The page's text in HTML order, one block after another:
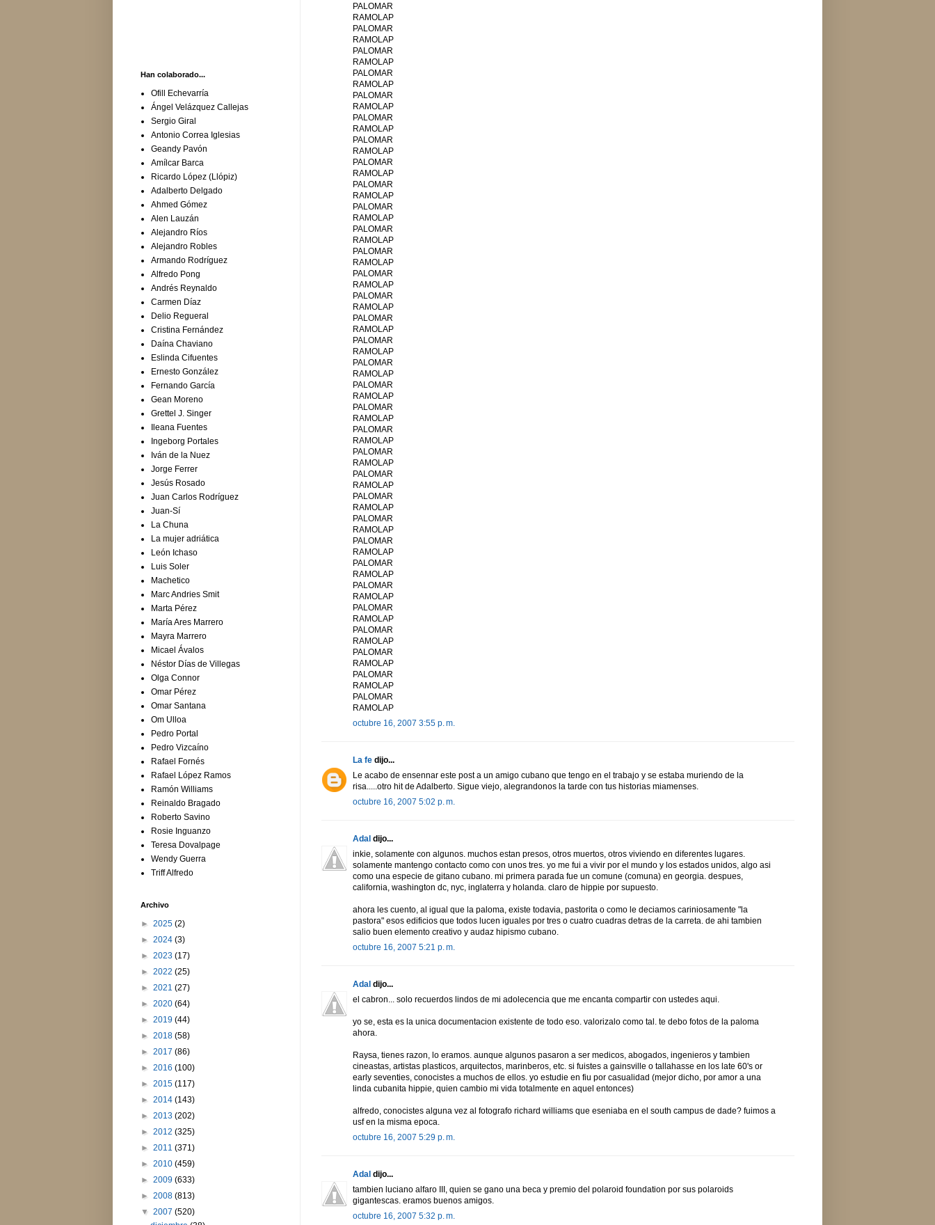
PALOMAR
RAMOLAP
PALOMAR
RAMOLAP
PALOMAR
RAMOLAP
PALOMAR
RAMOLAP
PALOMAR
RAMOLAP
PALOMAR
RAMOLAP
PALOMAR
RAMOLAP
PALOMAR
RAMOLAP
PALOMAR
RAMOLAP
PALOMAR
RAMOLAP
PALOMAR
RAMOLAP
PALOMAR
RAMOLAP
PALOMAR
RAMOLAP
PALOMAR
RAMOLAP
PALOMAR
RAMOLAP
PALOMAR
RAMOLAP
PALOMAR
RAMOLAP
PALOMAR
RAMOLAP
PALOMAR
RAMOLAP
PALOMAR
RAMOLAP
PALOMAR
RAMOLAP
PALOMAR
RAMOLAP
PALOMAR
RAMOLAP
PALOMAR
RAMOLAP
PALOMAR
RAMOLAP
PALOMAR
RAMOLAP
PALOMAR
RAMOLAP
PALOMAR
RAMOLAP
PALOMAR
RAMOLAP
PALOMAR
RAMOLAP
PALOMAR
RAMOLAP
PALOMAR
RAMOLAP
octubre 16, 2007 3:55 p. m.
La fe dijo...
Le acabo de ensennar este post a un amigo cubano que tengo en el trabajo y se estaba muriendo de la
risa.....otro hit de Adalberto. Sigue viejo, alegrandonos la tarde con tus historias miamenses.
octubre 16, 2007 5:02 p. m.
Adal dijo...
inkie, solamente con algunos. muchos estan presos, otros muertos, otros viviendo en diferentes lugares.
solamente mantengo contacto como con unos tres. yo me fui a vivir por el mundo y los estados unidos, algo asi
como una especie de gitano cubano. mi primera parada fue un comune (comuna) en georgia. despues,
california, washington dc, nyc, inglaterra y holanda. claro de hippie por supuesto.
ahora les cuento, al igual que la paloma, existe todavia, pastorita o como le deciamos cariniosamente "la
pastora" esos edificios que todos lucen iguales por tres o cuatro cuadras detras de la carreta. de ahi tambien
salio buen elemento creativo y audaz hipismo cubano.
octubre 16, 2007 5:21 p. m.
Adal dijo...
el cabron... solo recuerdos lindos de mi adolecencia que me encanta compartir con ustedes aqui.
yo se, esta es la unica documentacion existente de todo eso. valorizalo como tal. te debo fotos de la paloma
ahora.
Raysa, tienes razon, lo eramos. aunque algunos pasaron a ser medicos, abogados, ingenieros y tambien
cineastas, artistas plasticos, arquitectos, marinberos, etc. si fuistes a gainsville o tallahasse en los late 60's or
early seventies, conocistes a muchos de ellos. yo estudie en fiu por casualidad (mejor dicho, por amor a una
linda cubanita hippie, quien cambio mi vida totalmente en aquel entonces)
alfredo, conocistes alguna vez al fotografo richard williams que eseniaba en el south campus de dade? fuimos a
usf en la misma epoca.
octubre 16, 2007 5:29 p. m.
Adal dijo...
tambien luciano alfaro III, quien se gano una beca y premio del polaroid foundation por sus polaroids
gigantescas. eramos buenos amigos.
octubre 16, 2007 5:32 p. m.
Han colaborado...
Ofill Echevarría
Ángel Velázquez Callejas
Sergio Giral
Antonio Correa Iglesias
Geandy Pavón
Amílcar Barca
Ricardo López (Llópiz)
Adalberto Delgado
Ahmed Gómez
Alen Lauzán
Alejandro Ríos
Alejandro Robles
Armando Rodríguez
Alfredo Pong
Andrés Reynaldo
Carmen Díaz
Delio Regueral
Cristina Fernández
Daína Chaviano
Eslinda Cifuentes
Ernesto González
Fernando García
Gean Moreno
Grettel J. Singer
Ileana Fuentes
Ingeborg Portales
Iván de la Nuez
Jorge Ferrer
Jesús Rosado
Juan Carlos Rodríguez
Juan-Sí
La Chuna
La mujer adriática
León Ichaso
Luis Soler
Machetico
Marc Andries Smit
Marta Pérez
María Ares Marrero
Mayra Marrero
Micael Ávalos
Néstor Días de Villegas
Olga Connor
Omar Pérez
Omar Santana
Om Ulloa
Pedro Portal
Pedro Vizcaíno
Rafael Fornés
Rafael López Ramos
Ramón Williams
Reinaldo Bragado
Roberto Savino
Rosie Inguanzo
Teresa Dovalpage
Wendy Guerra
Triff Alfredo
Archivo
► 2025 (2)
► 2024 (3)
► 2023 (17)
► 2022 (25)
► 2021 (27)
► 2020 (64)
► 2019 (44)
► 2018 (58)
► 2017 (86)
► 2016 (100)
► 2015 (117)
► 2014 (143)
► 2013 (202)
► 2012 (325)
► 2011 (371)
► 2010 (459)
► 2009 (633)
► 2008 (813)
▼ 2007 (520)